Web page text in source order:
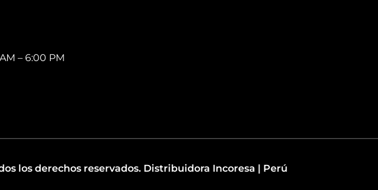
– 6:00 PM
los derechos reservados. Distribuidora Incoresa | Perú